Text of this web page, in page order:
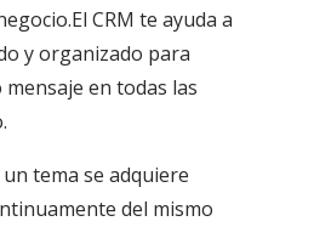
CRM te ayuda a
y organizado para
en todas las
tema se adquiere
del mismo